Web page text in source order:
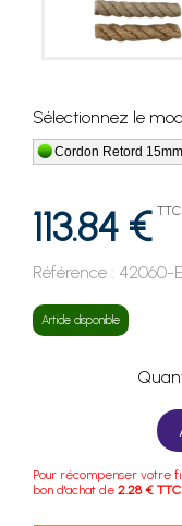
Sélectionnez le
Cordon Retord
113.84 € TTC
Référence : 42060-
Article disponible
Pour récompenser votre
bon d'achat de 2.28 € TTC